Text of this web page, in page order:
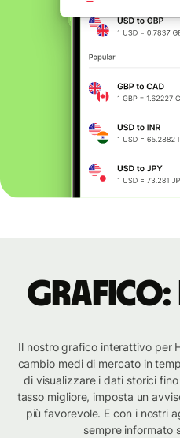
Grafico:
Il nostro grafico interattivo per
cambio medi di mercato in
di visualizzare i dati storici
tasso migliore, imposta un
più favorevole. E con i nostri
sempre informato